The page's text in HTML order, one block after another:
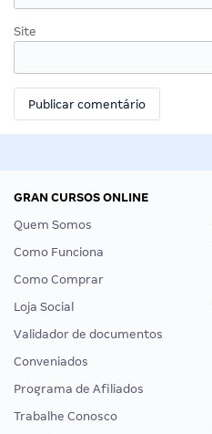
Site
GRAN CURSOS ONLINE
Quem Somos
Como Funciona
Como Comprar
Loja Social
Validador de documentos
Conveniados
Programa de Afiliados
Trabalhe Conosco